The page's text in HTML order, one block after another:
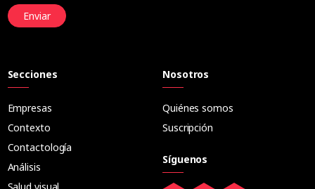
Enviar
Secciones
Empresas
Contexto
Contactología
Análisis
Salud visual
Nosotros
Quiénes somos
Suscripción
Síguenos